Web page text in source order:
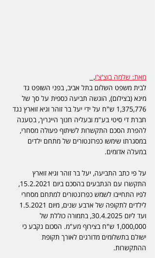
מאת: שלמה בוצ'צ'ו,
לבית משפט השלום בתל אביב, בפני השופט גד
מינא (בצילום), הוגשה תביעה כספית על סך של
1,375,776 ש"ח על ידי יעל בר זוהר וגיא זוארץ נגד
חברת די סיטי בע"מ ובעליה חנוך היינריך, בטענה
להפרת הסכם התקשרות לשיתוף פעולה מסחרי,
במסגרתו שימשו כפרזנטורים של מתחם ילדים
במעלה אדומים.
על פי כתב התביעה, יעל בר זוהר וגיא זוארץ
התקשרו עם הנתבעים בהסכם ביום 15.2.2021,
לפיו התחייבו לשמש כפרזנטורים למתחם מסחרי
ועד ליום 30.4.2025, בתמורה כוללת של
1,000,000 ש"ח בצירוף מע"מ. הסכום נקבע כי
ישולם בתשלומים מדורגים לאורך תקופת
ההתקשרות.